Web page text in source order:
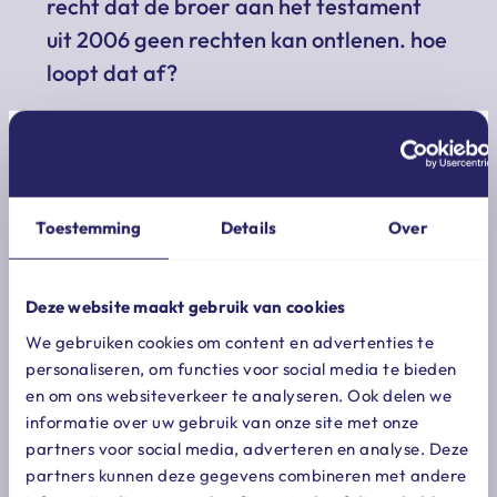
Toestemming Details Over
Deze website maakt gebruik van cookies
We gebruiken cookies om content en advertenties te
personaliseren, om functies voor social media te bieden
en om ons websiteverkeer te analyseren. Ook delen we
informatie over uw gebruik van onze site met onze
partners voor social media, adverteren en analyse. Deze
partners kunnen deze gegevens combineren met andere
recht dat de broer aan het testament
uit 2006 geen rechten kan ontlenen. hoe
loopt dat af?
cassatie klaagt zij over twee zaken. het gaat hier
en omstandigheden van na het maken van het
testament alleen kunnen meedoen bij de uitleg als
de erflater daarop is vooruitgelopen bij het maken
van zijn testament (in casu in 2006). de tweede
klacht ziet erop dat het hof geen begrijpelijke
aandacht heeft besteed aan de in 2006 niet
voorziene wijziging in de huwelijks- en
gezinssituatie van de erflater. het leek er in 2006
niet op dat hij zou gaan scheiden, hertrouwen en